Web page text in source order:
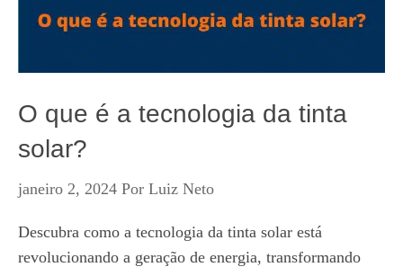
O que é a tecnologia da tinta
solar?
janeiro 2, 2024 Por Luiz Neto
Descubra como a tecnologia da tinta solar está
revolucionando a geração de energia, transformando